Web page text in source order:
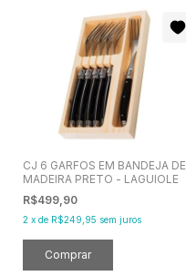
CJ 6 GARFOS EM BANDEJA DE
MADEIRA PRETO - LAGUIOLE
R$499,90
2 x de R$249,95 sem juros